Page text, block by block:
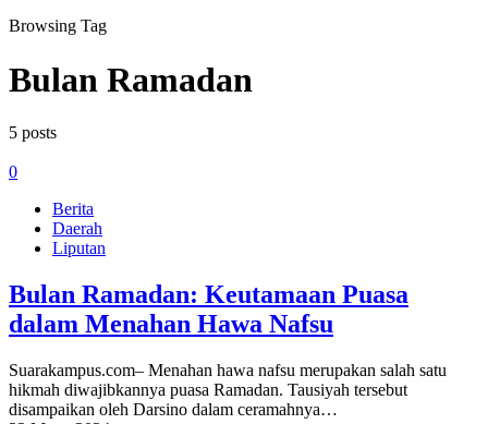
Browsing Tag
Bulan Ramadan
5 posts
0
Berita
Daerah
Liputan
Bulan Ramadan: Keutamaan Puasa
dalam Menahan Hawa Nafsu
Suarakampus.com– Menahan hawa nafsu merupakan salah satu
hikmah diwajibkannya puasa Ramadan. Tausiyah tersebut
disampaikan oleh Darsino dalam ceramahnya…